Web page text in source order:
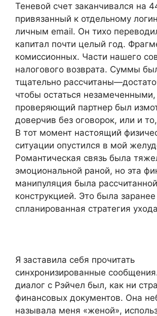
Теневой счет заканчивался на
привязанный к отдельному
личным email. Он тихо
капитал почти целый год.
комиссионных. Части нашего
налогового возврата. Суммы
тщательно
чтобы остаться незамеченными,
проверяющий партнер был
доверчив без оговорок, или и
В тот момент настоящий
ситуации опустился в мой
Романтическая связь была
эмоциональной раной, но эта
манипуляция была рассчитанной
конструкцией. Это была заранее
спланированная стратегия
Я заставила себя прочитать
синхронизированные
диалог с Рэйчел был, как ни
финансовых документов. Она
называла меня «женой»,